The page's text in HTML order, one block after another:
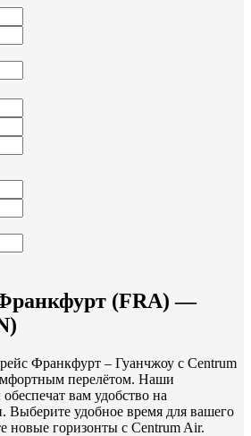
(FRA) —
)
Франкфурт – Гуанчжоу с Centrum
перелётом. Наши
вам удобство на
Выберите удобное время для вашего
новые горизонты с Centrum Air.